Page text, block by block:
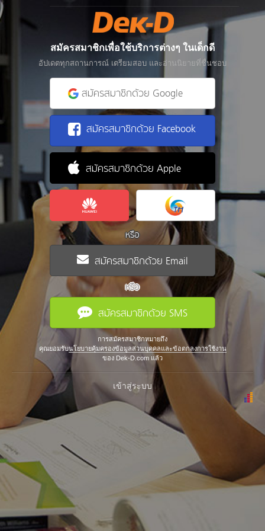
สมัครสมาชิกเพื่อใช้บริการต่างๆ ในเด็กดี
อัปเดตทุกสถานการณ์ เตรียมสอบ และอ่านนิยายที่ชื่นชอบ
สมัครสมาชิกด้วย Google
สมัครสมาชิกด้วย Facebook
สมัครสมาชิกด้วย Apple
หรือ
สมัครสมาชิกด้วย Email
หรือ
สมัครสมาชิกด้วย SMS
การสมัครสมาชิกหมายถึง
คุณยอมรับนโยบายคุ้มครองข้อมูลส่วนบุคคลและข้อตกลงการใช้งาน
ของ Dek-D.com แล้ว
เข้าสู่ระบบ